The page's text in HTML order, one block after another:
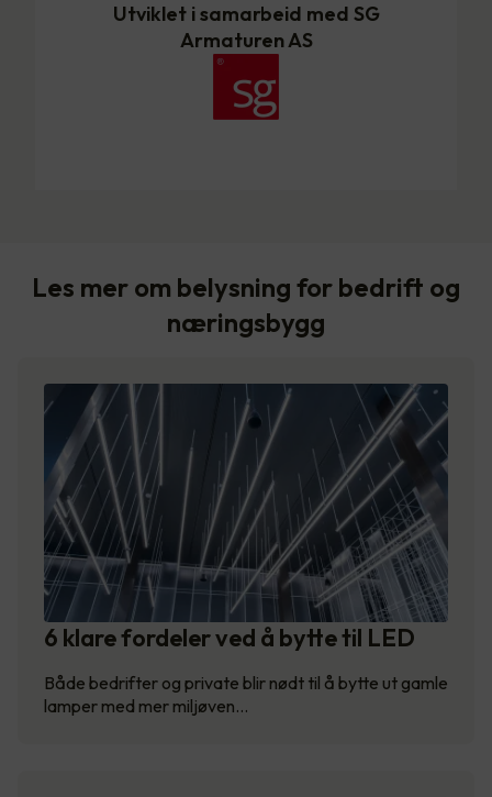
Utviklet i samarbeid med SG
Armaturen AS
Les mer om belysning for bedrift og
næringsbygg
6 klare fordeler ved å bytte til LED
Både bedrifter og private blir nødt til å bytte ut gamle
lamper med mer miljøven…